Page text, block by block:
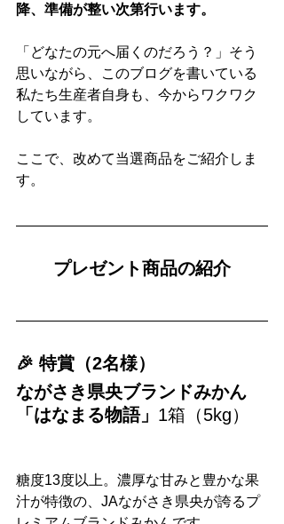
降、準備が整い次第行います。
「どなたの元へ届くのだろう？」そう
思いながら、このブログを書いている
私たち生産者自身も、今からワクワク
しています。
ここで、改めて当選商品をご紹介しま
す。
プレゼント商品の紹介
🎉 特賞（2名様）
ながさき県央ブランドみかん
「はなまる物語」 1箱（5kg）
糖度13度以上。濃厚な甘みと豊かな果
汁が特徴の、JAながさき県央が誇るプ